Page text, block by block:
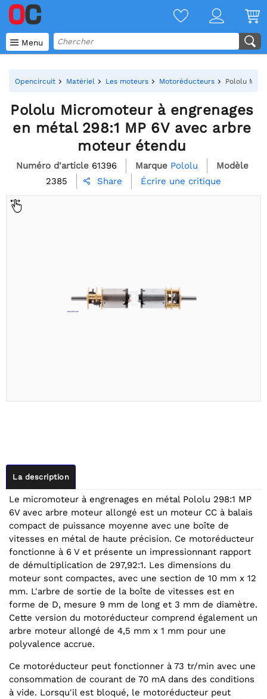
 Menu
Opencircuit Matériel Les moteurs Motoréducteurs Pololu
Pololu Micromoteur à engrenages
en métal 298:1 MP 6V avec arbre
moteur étendu
Numéro d'article 61396 Marque Pololu
Modèle
2385
 Share Écrire une critique
La description
Le micromoteur à engrenages en métal Pololu 298:1 MP
6V avec arbre moteur allongé est un moteur CC à balais
compact de puissance moyenne avec une boîte de
vitesses en métal de haute précision. Ce motoréducteur
fonctionne à 6 V et présente un impressionnant rapport
de démultiplication de 297,92:1. Les dimensions du
moteur sont compactes, avec une section de 10 mm x 12
mm. L'arbre de sortie de la boîte de vitesses est en
forme de D, mesure 9 mm de long et 3 mm de diamètre.
Cette version du motoréducteur comprend également un
arbre moteur allongé de 4,5 mm x 1 mm pour une
polyvalence accrue.
Ce motoréducteur peut fonctionner à 73 tr/min avec une
consommation de courant de 70 mA dans des conditions
à vide. Lorsqu'il est bloqué, le motoréducteur peut